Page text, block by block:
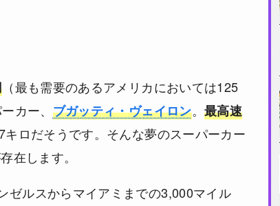
（最も需要のあるアメリカにおいては125
カー、 ブガッティ・ヴェイロン。 最高速
キロだそうです。そんな夢のスーパーカー
在します。
ゼルスからマイアミまでの3,000マイル